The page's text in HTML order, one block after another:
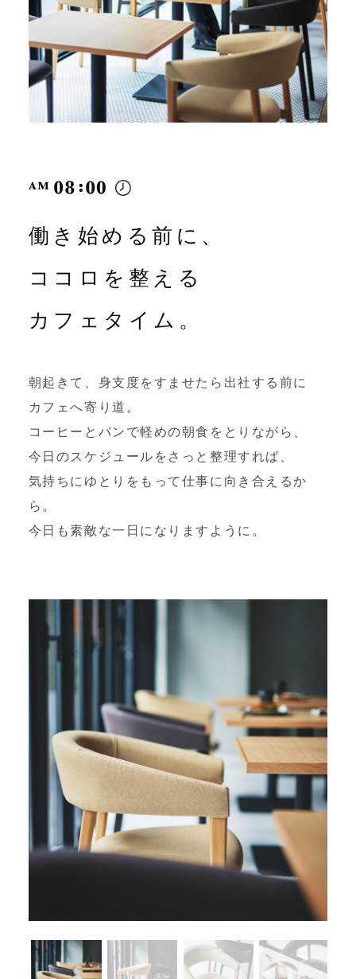
働き始める前に、
ココロを整える
カフェタイム。
朝起きて、身支度をすませたら出社する前に
カフェへ寄り道。
コーヒーとパンで軽めの朝食をとりながら、
今日のスケジュールをさっと整理すれば、
気持ちにゆとりをもって仕事に向き合えるか
ら。
今日も素敵な一日になりますように。